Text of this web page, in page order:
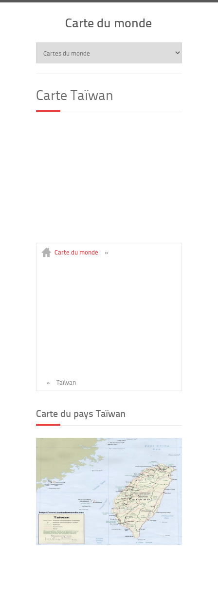
Carte du monde
Carte Taïwan
Carte du monde »
» Taïwan
Carte du pays Taïwan